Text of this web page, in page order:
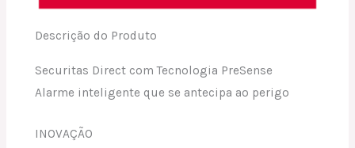
Descrição do Produto
Securitas Direct com Tecnologia PreSense
Alarme inteligente que se antecipa ao perigo
INOVAÇÃO